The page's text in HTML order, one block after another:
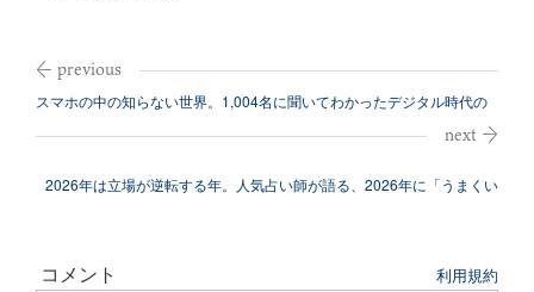
スマホの中の知らない世界。1,004名に聞いてわかったデジタル時代の
2026年は立場が逆転する年。人気占い師が語る、2026年に「うまくい